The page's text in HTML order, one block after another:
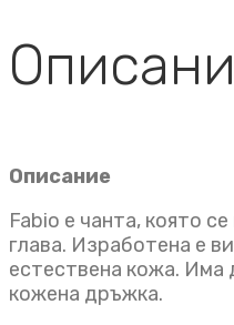
Описание
Fabio e чанта, която
глава. Изработена е
естествена кожа. Има
кожена дръжка.